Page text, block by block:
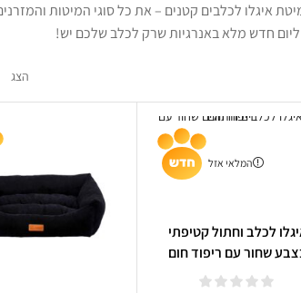
איגלו לכלבים קטנים – את כל סוגי המיטות
חדש מלא באנרגיות שרק לכלב שלכם יש!
הצג
המלאי אזל
לכלב וחתול קטיפתי
שחור עם ריפוד חום